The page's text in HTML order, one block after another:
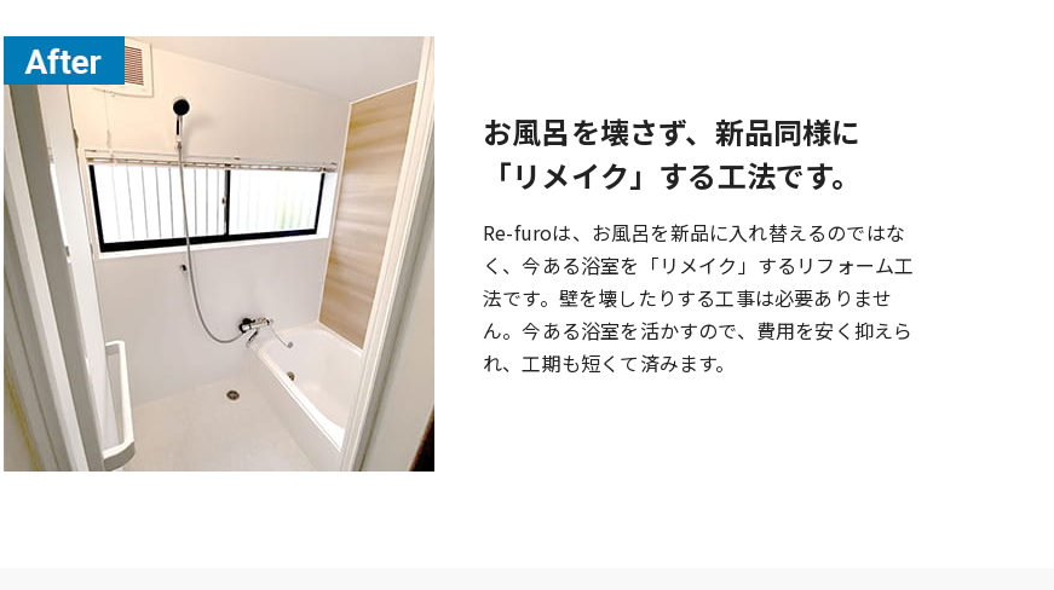
お風呂を壊さず、新品同様に
「リメイク」する工法です。
Re-furoは、お風呂を新品に入れ替えるのではな
く、今ある浴室を「リメイク」するリフォーム工
法です。壁を壊したりする工事は必要ありませ
ん。今ある浴室を活かすので、費用を安く抑えら
れ、工期も短くて済みます。